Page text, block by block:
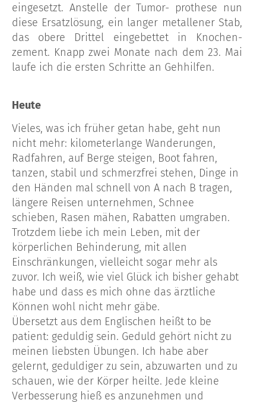
eingesetzt. Anstelle der Tumor- prothese nun
diese Ersatzlösung, ein langer metallener Stab,
das obere Drittel eingebettet in Knochen-
zement. Knapp zwei Monate nach dem 23. Mai
laufe ich die ersten Schritte an Gehhilfen.
Heute
Vieles, was ich früher getan habe, geht nun
nicht mehr: kilometerlange Wanderungen,
Radfahren, auf Berge steigen, Boot fahren,
tanzen, stabil und schmerzfrei stehen, Dinge in
den Händen mal schnell von A nach B tragen,
längere Reisen unternehmen, Schnee
schieben, Rasen mähen, Rabatten umgraben.
Trotzdem liebe ich mein Leben, mit der
körperlichen Behinderung, mit allen
Einschränkungen, vielleicht sogar mehr als
zuvor. Ich weiß, wie viel Glück ich bisher gehabt
habe und dass es mich ohne das ärztliche
Können wohl nicht mehr gäbe.
Übersetzt aus dem Englischen heißt to be
patient: geduldig sein. Geduld gehört nicht zu
meinen liebsten Übungen. Ich habe aber
gelernt, geduldiger zu sein, abzuwarten und zu
schauen, wie der Körper heilte. Jede kleine
Verbesserung hieß es anzunehmen und